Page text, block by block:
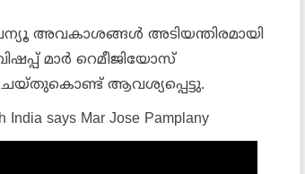
അവകാശങ്ങള്‍ അടിയന്തിരമായി
മാര്‍ റെമീജിയോസ്
ആവശ്യപ്പെട്ടു.
India says Mar Jose Pamplany